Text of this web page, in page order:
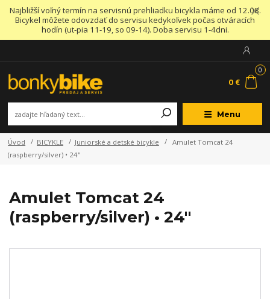
Najbližší voľný termín na servisnú prehliadku bicykla máme od 12.08.
Bicykel môžete odovzdať do servisu kedykoľvek počas otváracích
hodín (ut-pia 11-19, so 09-14). Doba servisu 1-4dni.
Menu
0
0 €
Úvod BICYKLE Juniorské a detské bicykle
Amulet Tomcat 24
(raspberry/silver) • 24"
Amulet Tomcat 24
(raspberry/silver) • 24"